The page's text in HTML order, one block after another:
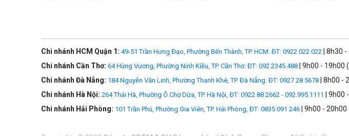
>>> Xem thêmMacBook Air M5 2026
Được thiết kế để theo bạn muôn nơi
MacBook Air nhẹ ấn tượng chỉ 1,23kg và mỏng chưa đến nửa inch. Máy được thiết kế để dễ
Chi nhánh HCM Quận 1: 49-51 Trần Hưng Đạo, Phường Bến Thành, TP. HCM. ĐT: 0922 022 022 | 8h30
Chi nhánh Cần Thơ: 64 Hùng Vương, Phường Ninh Kiều, TP. Cần Thơ. ĐT: 092.2345.488 | 9h00 - 19h00
Chi nhánh Đà Nẵng: 184 Nguyễn Văn Linh, Phường Thanh Khê, TP. Đà Nẵng. ĐT: 0927 28 5678 | 8h00 -
Chi nhánh Hà Nội: 264 Thái Hà, Phường Ô Chợ Dừa, TP. Hà Nội, ĐT: 0922 88 2662 - 092.995.1111
| 9h00
Chi nhánh Hải Phòng: 101 Trần Phú, Phường Gia Viên, TP. Hải Phòng, ĐT: 0835 091 246 | 9h00 -